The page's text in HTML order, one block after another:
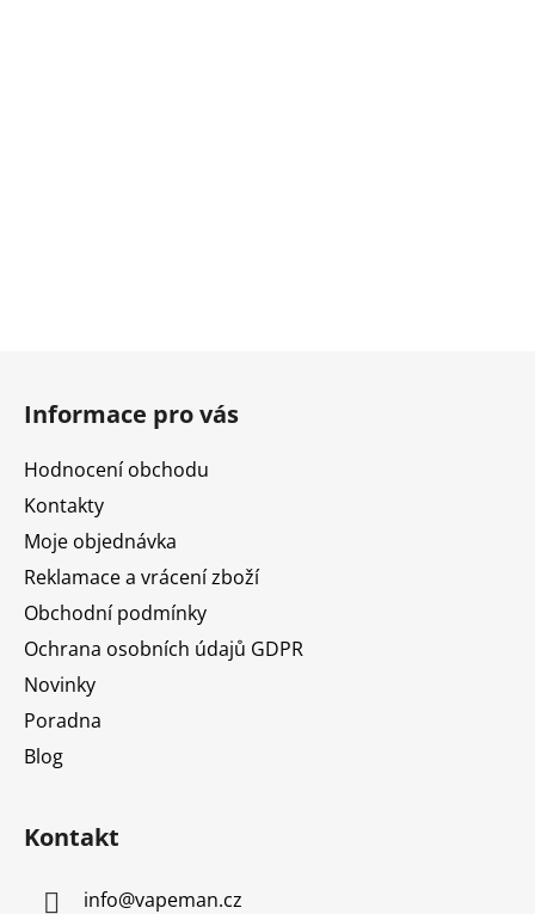
Informace pro vás
Hodnocení obchodu
Kontakty
Moje objednávka
Reklamace a vrácení zboží
Obchodní podmínky
Ochrana osobních údajů GDPR
Novinky
Poradna
Blog
Kontakt
info@vapeman.cz